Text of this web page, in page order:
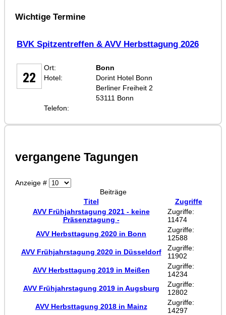
Wichtige Termine
BVK Spitzentreffen & AVV Herbsttagung 2026
22
Ort:
Bonn
Hotel:
Dorint Hotel Bonn
Berliner Freiheit 2
53111 Bonn
Telefon:
vergangene Tagungen
Anzeige #
Beiträge
Titel
Zugriffe
AVV Frühjahrstagung 2021 - keine
Präsenztagung -
Zugriffe:
11474
AVV Herbsttagung 2020 in Bonn
Zugriffe:
12588
AVV Frühjahrstagung 2020 in Düsseldorf
Zugriffe:
11902
AVV Herbsttagung 2019 in Meißen
Zugriffe:
14234
AVV Frühjahrstagung 2019 in Augsburg
Zugriffe:
12802
AVV Herbsttagung 2018 in Mainz
Zugriffe:
14297